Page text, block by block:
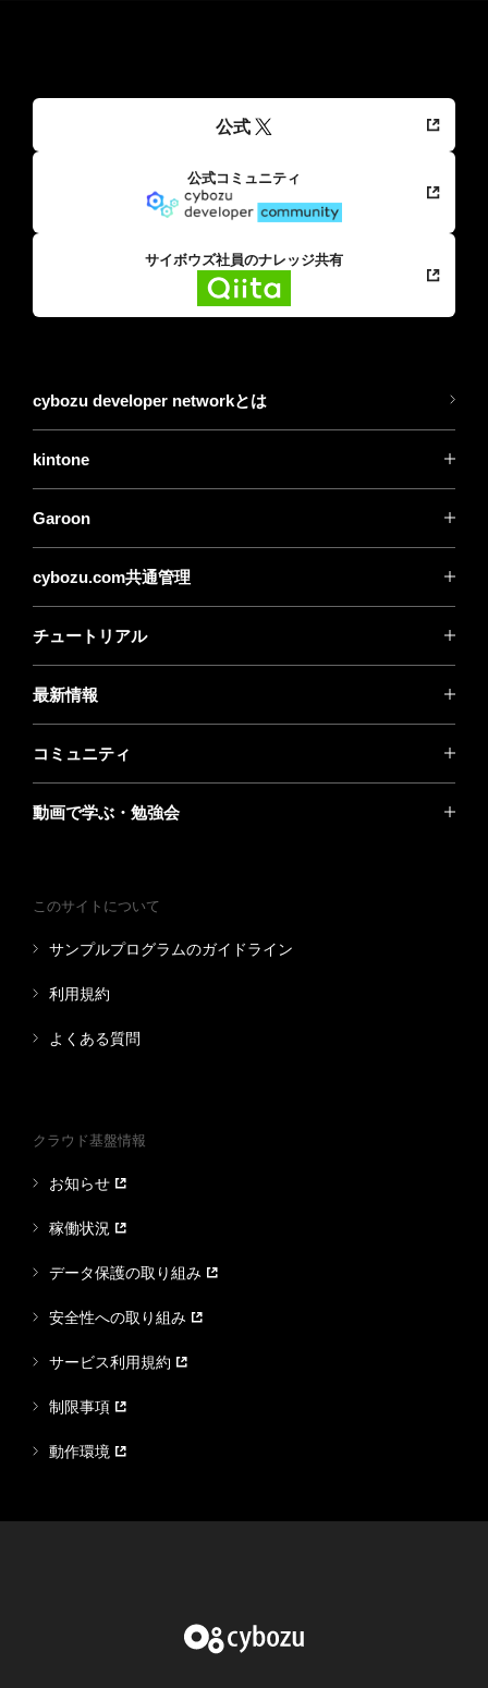
公式
公式コミュニティ
サイボウズ社員のナレッジ共有
cybozu developer networkとは
kintone
Garoon
cybozu.com共通管理
チュートリアル
最新情報
コミュニティ
動画で学ぶ・勉強会
このサイトについて
サンプルプログラムのガイドライン
利用規約
よくある質問
クラウド基盤情報
お知らせ
稼働状況
データ保護の取り組み
安全性への取り組み
サービス利用規約
制限事項
動作環境